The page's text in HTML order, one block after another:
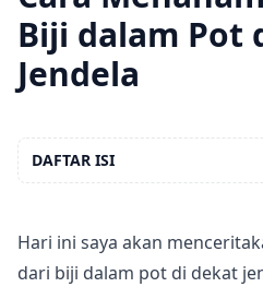
Biji dalam Pot
Jendela
Hari ini saya akan
dari biji dalam pot di dekat
DAFTAR ISI